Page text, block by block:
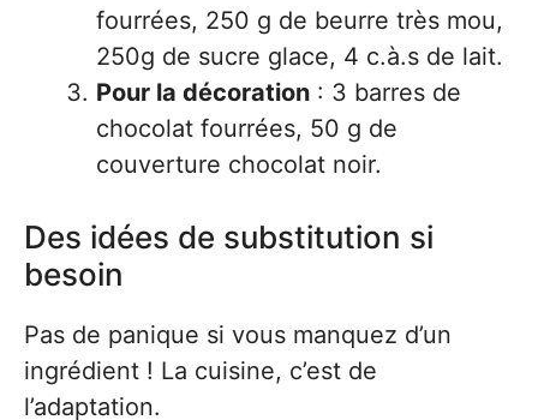
fourrées, 250 g de beurre très mou,
250g de sucre glace, 4 c.à.s de lait.
Pour la décoration : 3 barres de
chocolat fourrées, 50 g de
couverture chocolat noir.
Des idées de substitution si
besoin
Pas de panique si vous manquez d’un
ingrédient ! La cuisine, c’est de
l’adaptation.